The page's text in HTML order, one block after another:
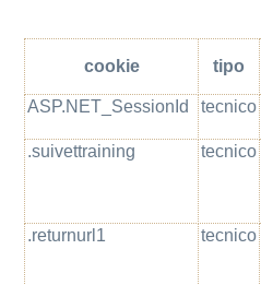
cookie tipo
ASP.NET_SessionId
tecnico
.suivettraining
tecnico
.returnurl1 tecnico